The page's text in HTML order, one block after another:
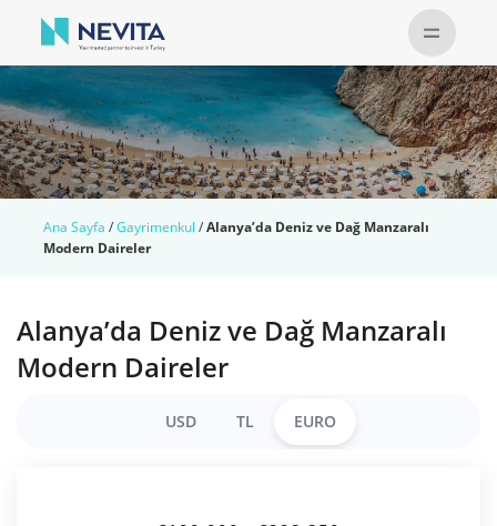
Ana Sayfa /Gayrimenkul /Alanya’da Deniz ve Dağ Manzaralı
Modern Daireler
Alanya’da Deniz ve Dağ Manzaralı
Modern Daireler
USD TL EURO